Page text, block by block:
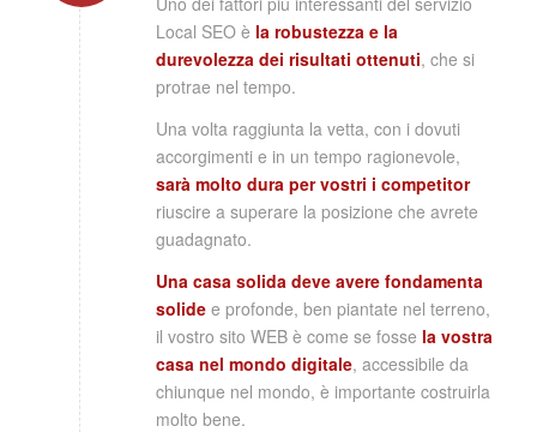
Local SEO è la robustezza e la
durevolezza dei risultati ottenuti, che si
protrae nel tempo.
Una volta raggiunta la vetta, con i dovuti
accorgimenti e in un tempo ragionevole,
sarà molto dura per vostri i competitor
riuscire a superare la posizione che avrete
guadagnato.
Una casa solida deve avere fondamenta
solidee profonde, ben piantate nel terreno,
il vostro sito WEB è come se fosse la vostra
casa nel mondo digitale, accessibile da
chiunque nel mondo, è importante costruirla
molto bene.